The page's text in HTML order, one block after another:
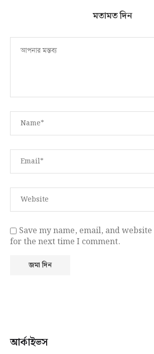
মতামত দিন
Save my name, email, and
for the next time I comment.
আর্কাইভস